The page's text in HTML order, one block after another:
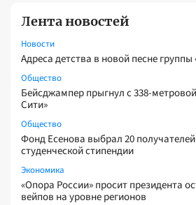
Лента новостей
Новости
Адреса детства в новой песне
Общество
Бейсджампер прыгнул с 338-
Сити»
Общество
Фонд Есенова выбрал 20
студенческой стипендии
Экономика
«Опора России» просит президента
вейпов на уровне регионов